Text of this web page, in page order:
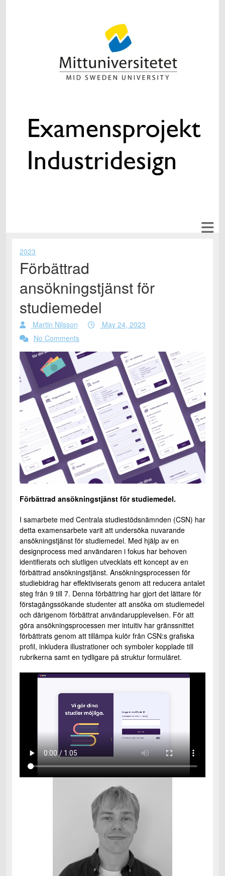
2023
Förbättrad
ansökningstjänst för
studiemedel
Martin Nilsson
May 24, 2023
No Comments
Förbättrad ansökningstjänst för studiemedel.
I samarbete med Centrala studiestödsnämnden (CSN) har
detta examensarbete varit att undersöka nuvarande
ansökningstjänst för studiemedel. Med hjälp av en
designprocess med användaren i fokus har behoven
identifierats och slutligen utvecklats ett koncept av en
förbättrad ansökningstjänst. Ansökningsprocessen för
studiebidrag har effektiviserats genom att reducera antalet
steg från 9 till 7. Denna förbättring har gjort det lättare för
förstagångssökande studenter att ansöka om studiemedel
och därigenom förbättrat användarupplevelsen. För att
göra ansökningsprocessen mer intuitiv har gränssnittet
förbättrats genom att tillämpa kulör från CSN:s grafiska
profil, inkludera illustrationer och symboler kopplade till
rubrikerna samt en tydligare på struktur formuläret.